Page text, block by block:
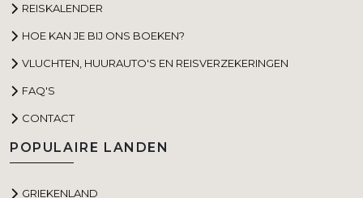
REISKALENDER
HOE KAN JE BIJ ONS BOEKEN?
VLUCHTEN, HUURAUTO'S EN REISVERZEKERINGEN
FAQ'S
CONTACT
POPULAIRE LANDEN
GRIEKENLAND